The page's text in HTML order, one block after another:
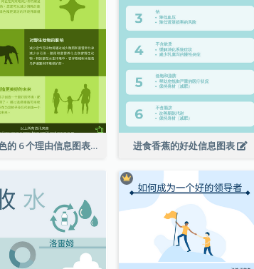
走向绿色的 6 个理由信息图表 进食香蕉的好处信息图表